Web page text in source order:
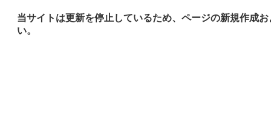
当サイトは更新を停止しているため、ページの新規作成
い。